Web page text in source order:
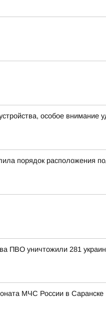
особое внимание
порядок расположения
ПВО уничтожили 281
МЧС России в Саранске